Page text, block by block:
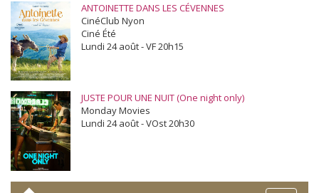
ANTOINETTE DANS LES CÉVENNES
CinéClub Nyon
Ciné Été
Lundi 24 août - VF 20h15
JUSTE POUR UNE NUIT (One night only)
Monday Movies
Lundi 24 août - VOst 20h30